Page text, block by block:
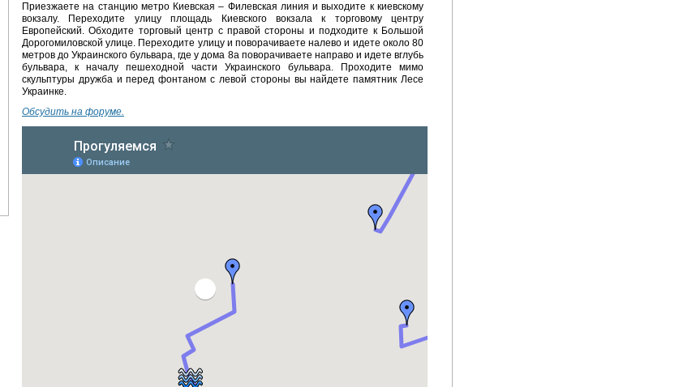
Приезжаете на станцию метро Киевская – Филевская линия и выходите к киевскому
вокзалу. Переходите улицу площадь Киевского вокзала к торговому центру
Европейский. Обходите торговый центр с правой стороны и подходите к Большой
Дорогомиловской улице. Переходите улицу и поворачиваете налево и идете около 80
метров до Украинского бульвара, где у дома 8а поворачиваете направо и идете вглубь
бульвара, к началу пешеходной части Украинского бульвара. Проходите мимо
скульптуры дружба и перед фонтаном с левой стороны вы найдете памятник Лесе
Украинке.
Обсудить на форуме.